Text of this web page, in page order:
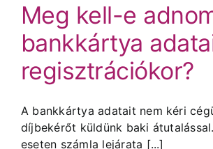
Támogatás
bejegyzéshez
Meg kell-e
bankkártya
regisztrációkor?
A bankkártya adatait nem kéri
díjbekérőt küldünk baki
eseten számla lejárata [...]